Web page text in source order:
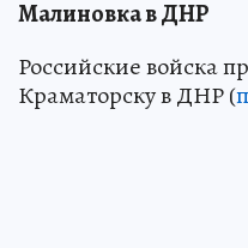
Малиновка в ДНР
Российские войска
Краматорску в ДНР (